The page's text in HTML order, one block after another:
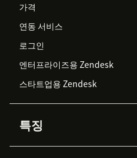
가격
연동 서비스
로그인
엔터프라이즈용 Zendesk
스타트업용 Zendesk
특징